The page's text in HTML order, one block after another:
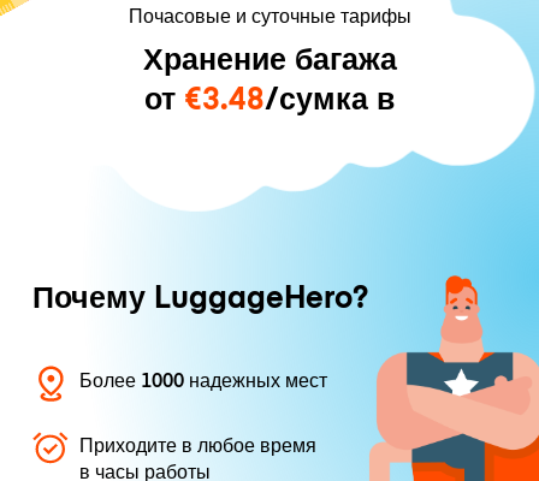
Почасовые и суточные тарифы
Хранение багажа
от €3.48/сумка в
Почему LuggageHero?
Более 1000 надежных мест
Приходите в любое время
в часы работы